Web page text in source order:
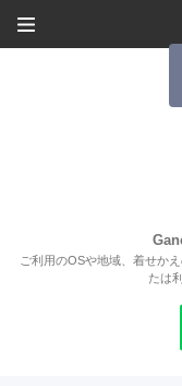
ご利用のOSや地域、着せか
たは